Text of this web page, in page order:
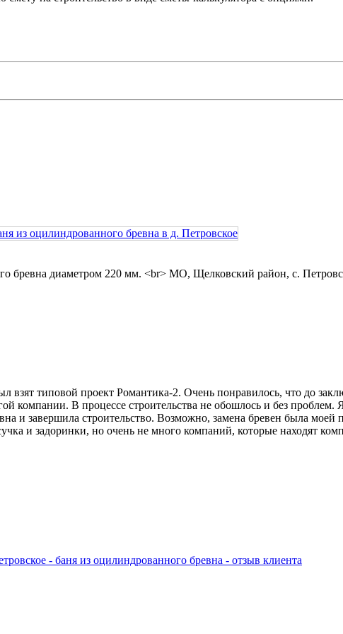
бревна диаметром 220 мм. <br> МО, Щелковский район, с.
взят типовой проект Романтика-2. Очень понравилось, что до
компании. В процессе строительства не обошлось и без проблем.
и завершила строительство. Возможно, замена бревен была
и задоринки, но очень не много компаний, которые находят